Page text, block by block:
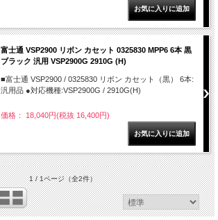
富士通 VSP2900 リボン カセット 0325830 MPP6 6本 黒
ブラック 汎用 VSP2900G 2910G (H)
■富士通 VSP2900 / 0325830 リボン カセット（黒） 6本:
汎用品 ●対応機種:VSP2900G / 2910G(H)
価格： 18,040円(税抜 16,400円)
1 / 1ページ（全2件）